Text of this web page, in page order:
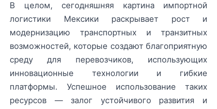
В целом, сегодняшняя картина импортной
логистики Мексики раскрывает рост и
модернизацию транспортных и транзитных
возможностей, которые создают благоприятную
среду для перевозчиков, использующих
инновационные технологии и гибкие
платформы. Успешное использование таких
ресурсов — залог устойчивого развития и